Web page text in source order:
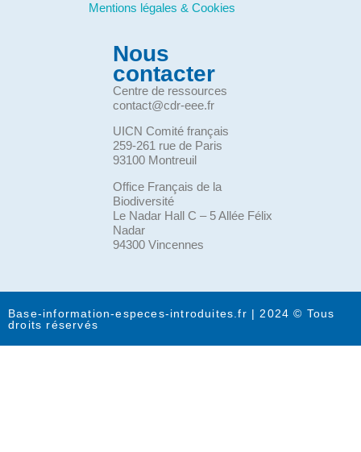
Mentions légales & Cookies
Nous
contacter
Centre de ressources
contact@cdr-eee.fr
UICN Comité français
259-261 rue de Paris
93100 Montreuil
Office Français de la
Biodiversité
Le Nadar Hall C – 5 Allée Félix
Nadar
94300 Vincennes
Base-information-especes-introduites.fr | 2024 © Tous
droits réservés